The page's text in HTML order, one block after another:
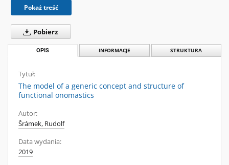
Pokaż treść
Pobierz
OPIS INFORMACJE STRUKTURA
Tytuł:
The model of a generic concept and structure of
functional onomastics
Autor:
Šrámek, Rudolf
Data wydania:
2019